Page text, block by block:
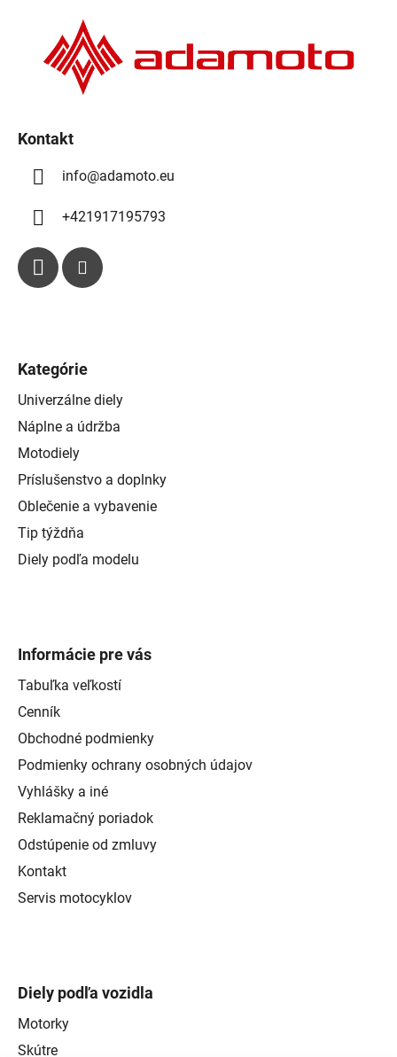
Kontakt
info@adamoto.eu
+421917195793
Kategórie
Univerzálne diely
Náplne a údržba
Motodiely
Príslušenstvo a doplnky
Oblečenie a vybavenie
Tip týždňa
Diely podľa modelu
Informácie pre vás
Tabuľka veľkostí
Cenník
Obchodné podmienky
Podmienky ochrany osobných údajov
Vyhlášky a iné
Reklamačný poriadok
Odstúpenie od zmluvy
Kontakt
Servis motocyklov
Diely podľa vozidla
Motorky
Skútre